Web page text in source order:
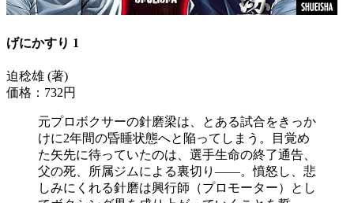
げにかすり 1
迫稔雄 (著)
価格：732円
元プロボクサーの針磨梁は、とある試合をきっか
けに2年間の昏睡状態へと陥ってしまう。目覚め
た矢先に待っていたのは、選手生命の終了通告、
父の死、所属ジムによる裏切り――。憤怒し、悲
しみにくれる針磨は興行師（プロモーター）とし